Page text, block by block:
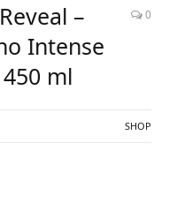
–
Intense
ml
0
SHOP